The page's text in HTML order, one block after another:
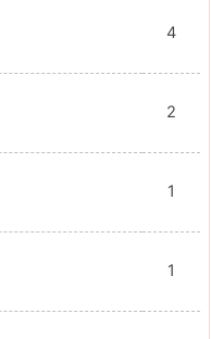
4
2
1
1